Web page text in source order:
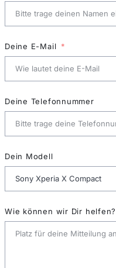
Deine E-Mail
Deine Telefonnummer
Dein Modell
Wie können wir Dir helfen?